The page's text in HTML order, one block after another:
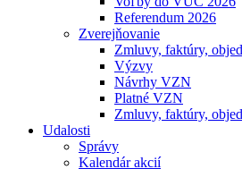
Referendum 2026
Zverejňovanie
Zmluvy, faktúry,
Výzvy
Návrhy VZN
Platné VZN
Zmluvy, faktúry,
Udalosti
Správy
Kalendár akcií